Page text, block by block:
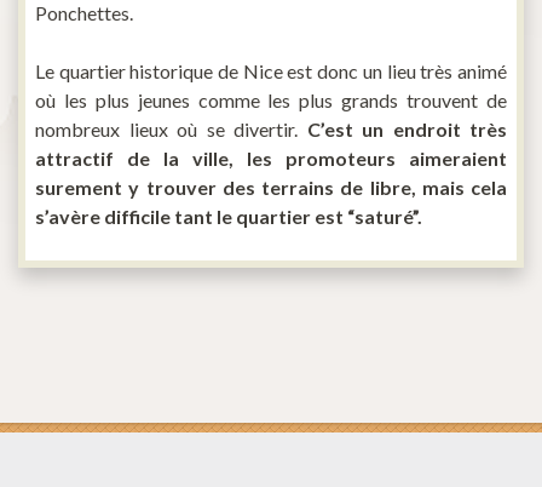
Ponchettes.
Le quartier historique de Nice est donc un lieu très animé
où les plus jeunes comme les plus grands trouvent de
nombreux lieux où se divertir. C’est un endroit très
attractif de la ville, les promoteurs aimeraient
surement y trouver des terrains de libre, mais cela
s’avère difficile tant le quartier est “saturé”.